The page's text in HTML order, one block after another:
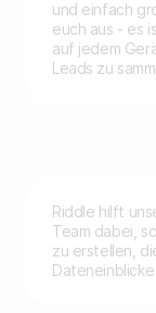
und einfach
euch aus - es
auf jedem
Leads zu
Riddle hilft
Team dabei,
zu erstellen,